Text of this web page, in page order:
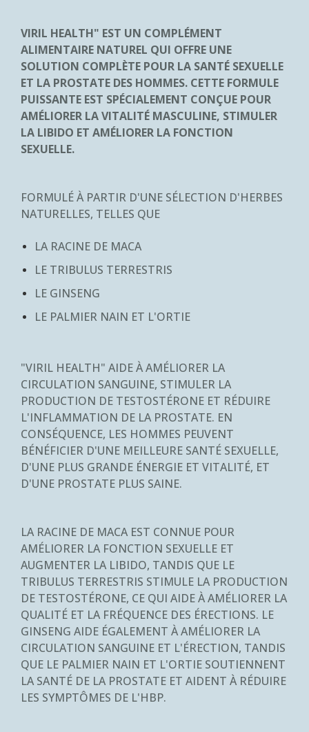
VIRIL HEALTH" EST UN COMPLÉMENT
ALIMENTAIRE NATUREL QUI OFFRE UNE
SOLUTION COMPLÈTE POUR LA SANTÉ SEXUELLE
ET LA PROSTATE DES HOMMES. CETTE FORMULE
PUISSANTE EST SPÉCIALEMENT CONÇUE POUR
AMÉLIORER LA VITALITÉ MASCULINE, STIMULER
LA LIBIDO ET AMÉLIORER LA FONCTION
SEXUELLE.
FORMULÉ À PARTIR D'UNE SÉLECTION D'HERBES
NATURELLES, TELLES QUE
LA RACINE DE MACA
LE TRIBULUS TERRESTRIS
LE GINSENG
LE PALMIER NAIN ET L'ORTIE
"VIRIL HEALTH" AIDE À AMÉLIORER LA
CIRCULATION SANGUINE, STIMULER LA
PRODUCTION DE TESTOSTÉRONE ET RÉDUIRE
L'INFLAMMATION DE LA PROSTATE. EN
CONSÉQUENCE, LES HOMMES PEUVENT
BÉNÉFICIER D'UNE MEILLEURE SANTÉ SEXUELLE,
D'UNE PLUS GRANDE ÉNERGIE ET VITALITÉ, ET
D'UNE PROSTATE PLUS SAINE.
LA RACINE DE MACA EST CONNUE POUR
AMÉLIORER LA FONCTION SEXUELLE ET
AUGMENTER LA LIBIDO, TANDIS QUE LE
TRIBULUS TERRESTRIS STIMULE LA PRODUCTION
DE TESTOSTÉRONE, CE QUI AIDE À AMÉLIORER LA
QUALITÉ ET LA FRÉQUENCE DES ÉRECTIONS. LE
GINSENG AIDE ÉGALEMENT À AMÉLIORER LA
CIRCULATION SANGUINE ET L'ÉRECTION, TANDIS
QUE LE PALMIER NAIN ET L'ORTIE SOUTIENNENT
LA SANTÉ DE LA PROSTATE ET AIDENT À RÉDUIRE
LES SYMPTÔMES DE L'HBP.